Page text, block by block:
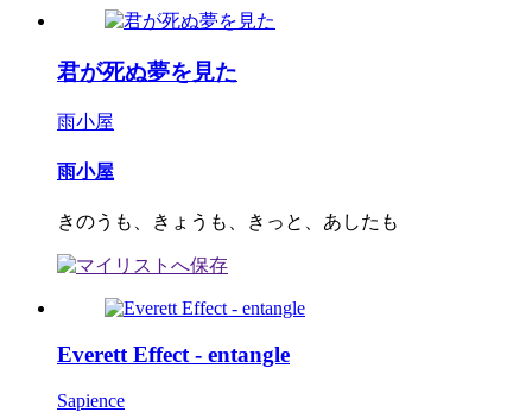
君が死ぬ夢を見た
雨小屋
雨小屋
きのうも、きょうも、きっと、あしたも
Everett Effect - entangle
Sapience